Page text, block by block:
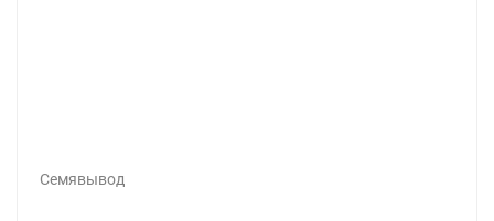
Семявывод